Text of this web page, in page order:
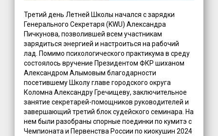
Третий день Летней Школы начался с зарядки
Генерального Секретаря (KWU) Александра
Пичкунова, позволившей всем участникам
зарядиться энергией и настроиться на рабочий
лад. Помимо психологического практикума в среду
состоялось вручение Президентом ФКР шиханом
Александром Алымовым благодарности
посетившему Школу главе городского округа
Коломна Александру Гречищеву, заключительное
занятие секретарей-помощников руководителей и
завершающий третий блок судейского семинара. На
нем были разобраны спорные поединки по кумитэ с
Чемпионата и Первенства России по киокушин 2024